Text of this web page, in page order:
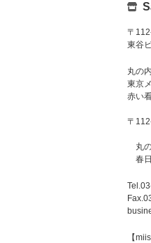
〒
東谷
丸の
東京
赤い
〒
羽
丸の
春日
【